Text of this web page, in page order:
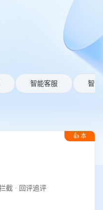
智能客服 智能
👍 本
售后智能客服 · 智能建单 · 物流拦截 · 回评追评